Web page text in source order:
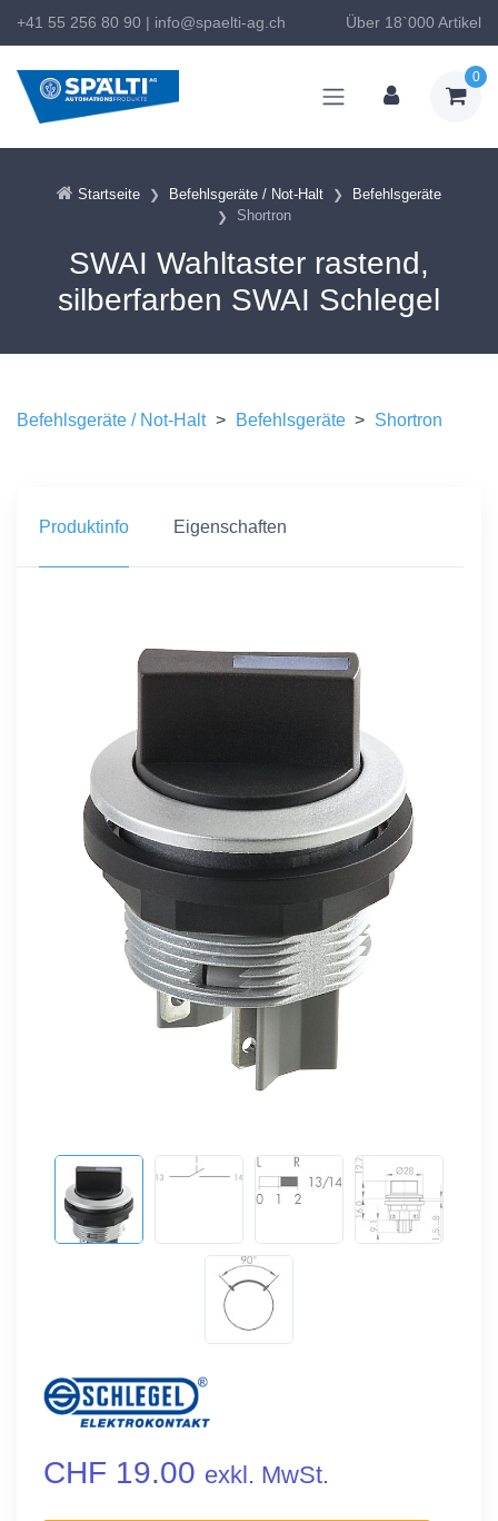
+41 55 256 80 90 | info@spaelti-ag.ch Über 18`000 Artikel
0
Startseite Befehlsgeräte / Not-Halt
Befehlsgeräte
Shortron
SWAI Wahltaster rastend,
silberfarben SWAI Schlegel
Befehlsgeräte / Not-Halt > Befehlsgeräte > Shortron
Produktinfo Eigenschaften
CHF 19.00 exkl. MwSt.